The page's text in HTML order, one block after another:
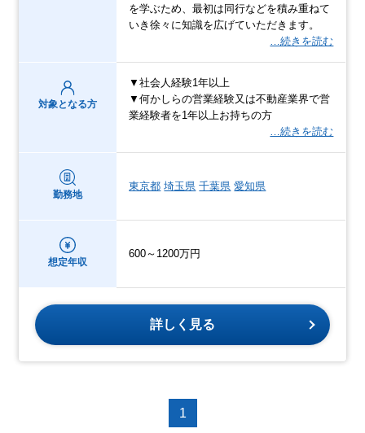
を学ぶため、最初は同行などを積み重ねて
いき徐々に知識を広げていただきます。
…続きを読む
対象となる方
▼社会人経験1年以上
▼何かしらの営業経験又は不動産業界で営
業経験者を1年以上お持ちの方
…続きを読む
勤務地
東京都 埼玉県 千葉県 愛知県
想定年収
600～1200万円
詳しく見る
1